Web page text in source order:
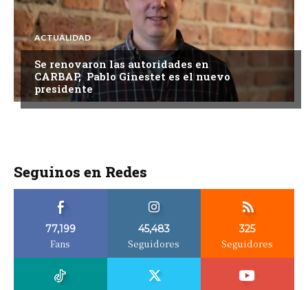
ACTUALIDAD
Se renovaron las autoridades en
CARBAP, Pablo Ginestet es el nuevo
presidente
Seguinos en Redes
77,199
Fans
45,483
Seguidores
325
Seguidores